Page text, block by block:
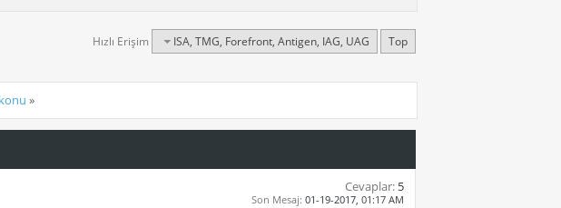
Hızlı Erişim ISA, TMG, Forefront, Antigen, IAG, UAG Top
»
Cevaplar: 5
Son Mesaj: 01-19-2017, 01:17 AM